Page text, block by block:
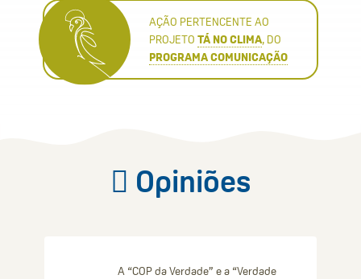
AÇÃO PERTENCENTE AO
PROJETO TÁ NO CLIMA, DO
PROGRAMA COMUNICAÇÃO
Opiniões
A “COP da Verdade” e a “Verdade